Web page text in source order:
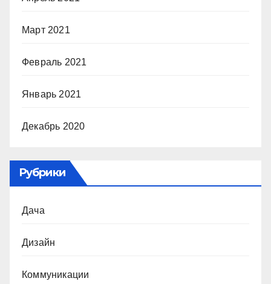
Март 2021
Февраль 2021
Январь 2021
Декабрь 2020
Рубрики
Дача
Дизайн
Коммуникации